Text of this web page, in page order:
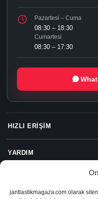
jantlastikmagaza.com olarak
HIZLI ERIŞIM
YARDIM
Pazartesi – Cuma
08:30 – 18:30
Cumartesi
08:30 – 17:30
Beylas Jant Lastik Hizmetleri